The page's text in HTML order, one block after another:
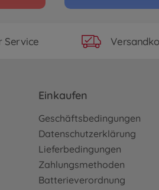
Service
Einkaufen
Geschäftsbedingungen
Datenschutzerklärung
Lieferbedingungen
Zahlungsmethoden
Batterieverordnung